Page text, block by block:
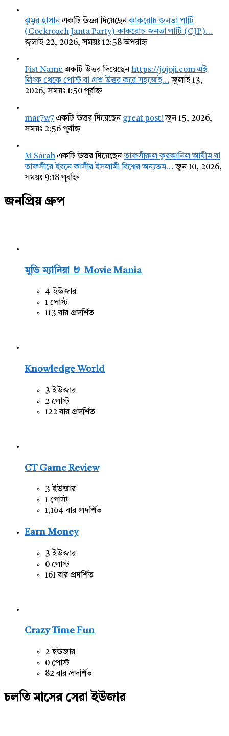
ঝুমুর হাসানএকটি উত্তর দিয়েছেনকাকরোচ জনতা পার্টি
(Cockroach Janta Party) কাকরোচ জনতা পার্টি (CJP)…
জুলাই 22, 2026, সময়ঃ 12:58 অপরাহ্ন
Fist Name একটি উত্তর দিয়েছেন https://jojoji.com এই
লিংক থেকে পোস্ট বা প্রশ্ন উত্তর করে সহজেই… জুলাই 13,
2026, সময়ঃ 1:50 পূর্বাহ্ন
mar7w7একটি উত্তর দিয়েছেন great post! জুন 15, 2026,
সময়ঃ 2:56 পূর্বাহ্ন
M Sarahএকটি উত্তর দিয়েছেনতাফসীরুল কুরআনিল আযীম বা
তাফসীরে ইবনে কাসীর ইসলামী বিশ্বের অন্যতম… জুন 10, 2026,
সময়ঃ 9:18 পূর্বাহ্ন
জনপ্রিয় গ্রুপ
মুভি ম্যানিয়া 🤘 Movie Mania
4 ইউজার
1 পোস্ট
113 বার প্রদর্শিত
Knowledge World
3 ইউজার
2 পোস্ট
122 বার প্রদর্শিত
CT Game Review
3 ইউজার
1 পোস্ট
1,164 বার প্রদর্শিত
Earn Money
3 ইউজার
0 পোস্ট
161 বার প্রদর্শিত
Crazy Time Fun
2 ইউজার
0 পোস্ট
82 বার প্রদর্শিত
চলতি মাসের সেরা ইউজার